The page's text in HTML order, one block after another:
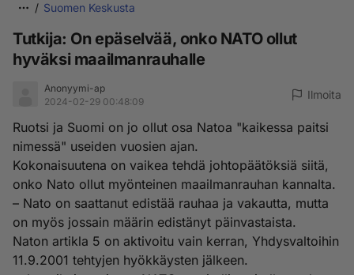
Suomen Keskusta
Tutkija: On epäselvää, onko NATO ollut
hyväksi maailmanrauhalle
Anonyymi-ap
2024-02-29 00:48:09
Ilmoita
Ruotsi ja Suomi on jo ollut osa Natoa "kaikessa paitsi
nimessä" useiden vuosien ajan.
Kokonaisuutena on vaikea tehdä johtopäätöksiä siitä,
onko Nato ollut myönteinen maailmanrauhan kannalta.
– Nato on saattanut edistää rauhaa ja vakautta, mutta
on myös jossain määrin edistänyt päinvastaista.
Naton artikla 5 on aktivoitu vain kerran, Yhdysvaltoihin
11.9.2001 tehtyjen hyökkäysten jälkeen.